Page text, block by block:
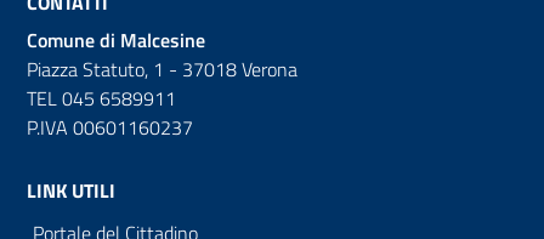
Comune di Malcesine
Piazza Statuto, 1 - 37018 Verona
TEL 045 6589911
P.IVA 00601160237
LINK UTILI
Portale del Cittadino